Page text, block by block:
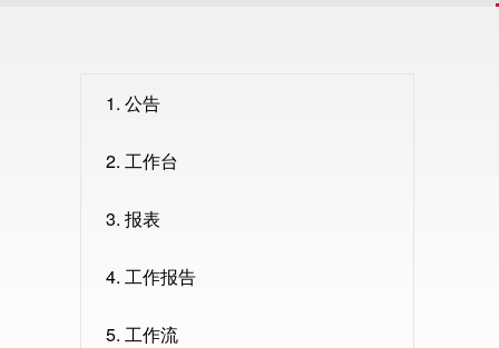
1. 公告
2. 工作台
3. 报表
4. 工作报告
5. 工作流